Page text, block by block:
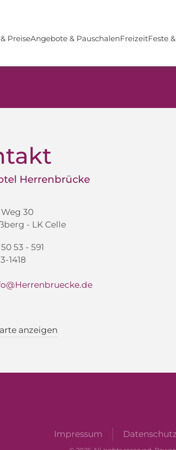
PreiseAngebote & PauschalenFreizeitFeste
Herrenbrücke
30
- LK Celle
53 - 591
1418
anzeigen
Impressum Datenschutz